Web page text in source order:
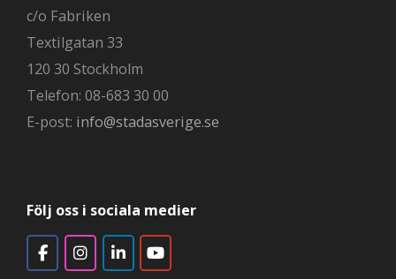
c/o Fabriken
Textilgatan 33
120 30 Stockholm
Telefon: 08-683 30 00
E-post: info@stadasverige.se
Följ oss i sociala medier